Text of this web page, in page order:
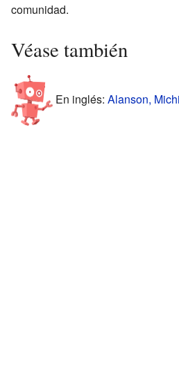
comunidad.
Véase también
En inglés: Alanson,